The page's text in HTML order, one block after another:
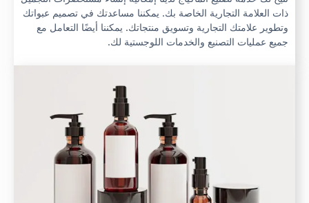
ذات العلامة التجارية الخاصة بك. يمكننا مساعدتك في تصميم عبواتك
وتطوير علامتك التجارية وتسويق منتجاتك. يمكننا أيضًا التعامل مع
جميع عمليات التصنيع والخدمات اللوجستية لك.